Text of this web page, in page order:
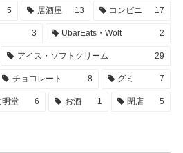
5 居酒屋 13 コンビニ 17
3 UbarEats・Wolt 2
アイス・ソフトクリーム 29
チョコレート 8 グミ 7
明堂 6 お酒 1 閉店 5